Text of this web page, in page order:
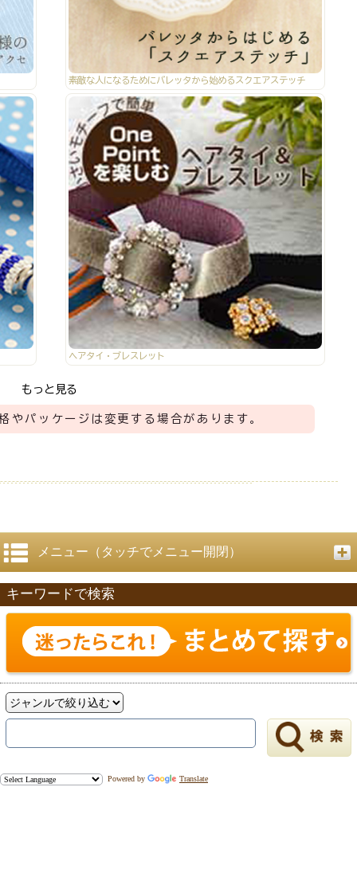
素敵な人になるためにバレッタから始めるスクエアステッチ
ヘアタイ・ブレスレット
もっと見る
パッケージは変更する場合があります。
メニュー（タッチでメニュー開閉）
キーワードで検索
Powered by Translate